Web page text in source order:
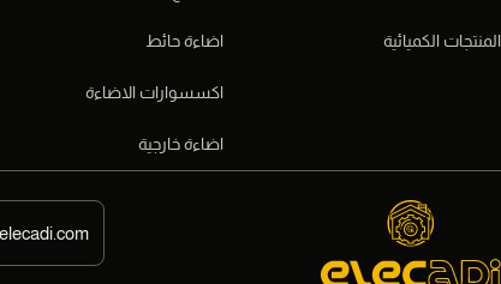
المنتجات الكميائية اضاءة حائط
اكسسوارات الاضاءة
اضاءة خارجية